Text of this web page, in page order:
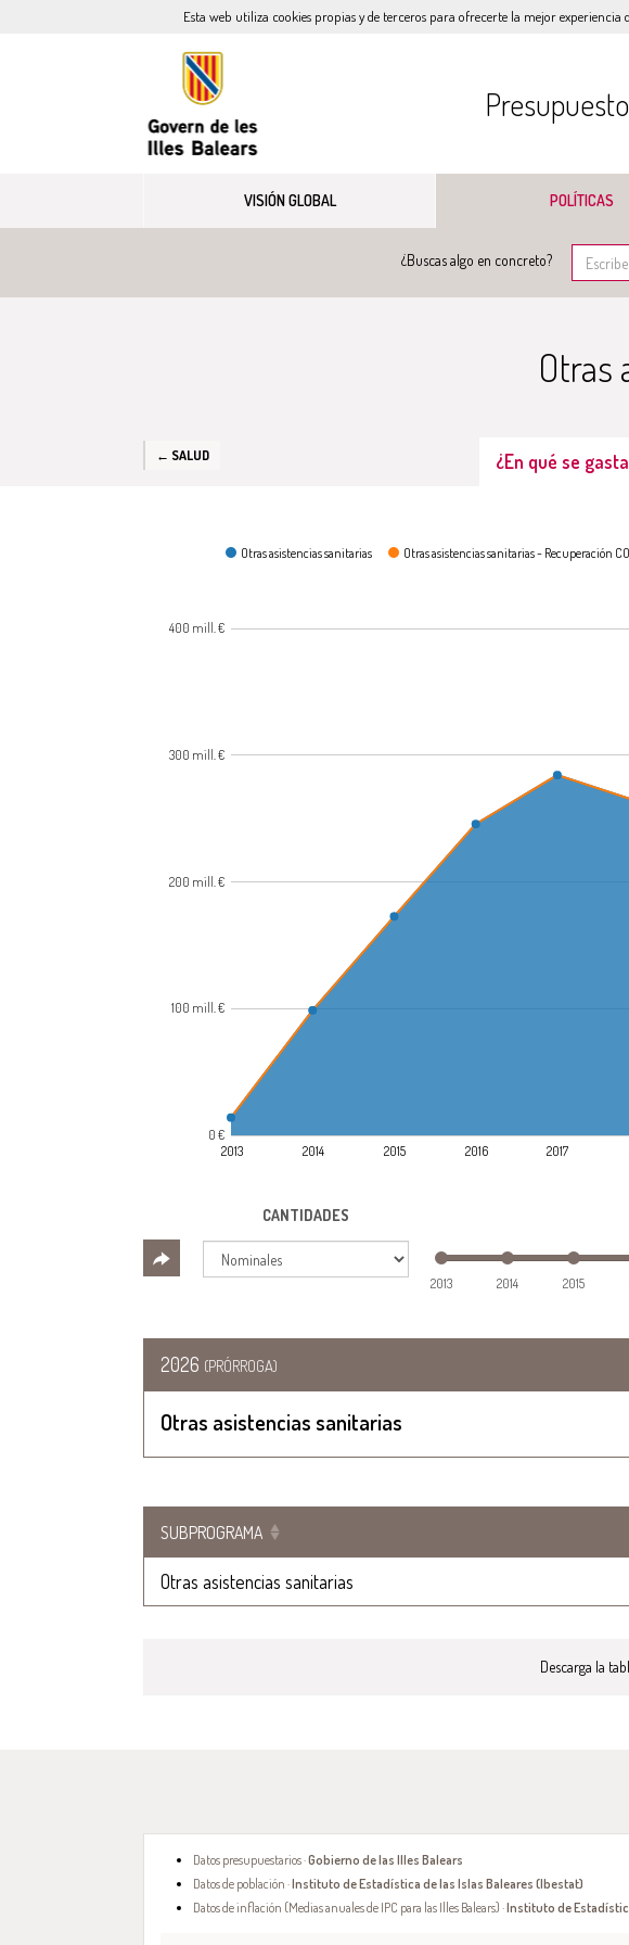
Esta web utiliza cookies propias y de terceros para ofrecerte la mejor experiencia
VISIÓN GLOBAL POLÍTICAS
¿Buscas algo en concreto?
← SALUD
Otras
¿En qué se
Otras asistencias sanitarias Otras asistencias sanitarias - Recuperación
2013 2014 2015 2016 2017
0 €
100 mill. €
200 mill. €
300 mill. €
400 mill. €
CANTIDADES
2013 2014 2015
2026 (PRÓRROGA)
Otras asistencias sanitarias
SUBPROGRAMA
Otras asistencias sanitarias
Descarga la
Datos presupuestarios ·Gobierno de las Illes Balears
Datos de población ·Instituto de Estadística de las Islas Baleares (Ibestat)
Datos de inflación (Medias anuales de IPC para las Illes Balears) ·Instituto de